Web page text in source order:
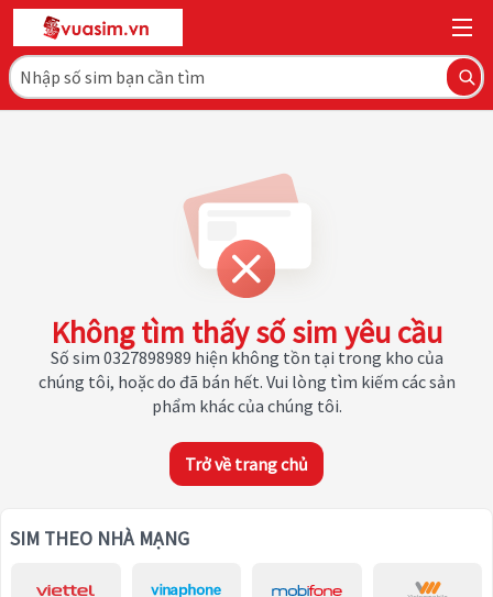
Không tìm thấy số sim yêu cầu
Số sim 0327898989 hiện không tồn tại trong kho của
chúng tôi, hoặc do đã bán hết. Vui lòng tìm kiếm các sản
phẩm khác của chúng tôi.
Trở về trang chủ
SIM THEO NHÀ MẠNG